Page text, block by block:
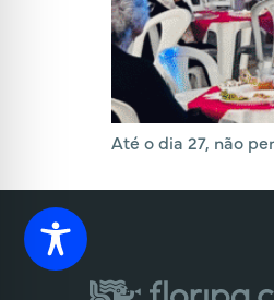
Até o dia 27, não